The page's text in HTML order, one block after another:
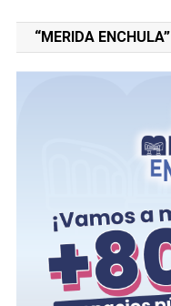
“MERIDA ENCHULA”